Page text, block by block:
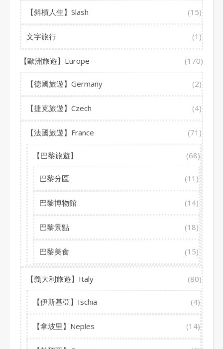
【斜槓人生】Slash (15)
文字旅行 (1)
【歐洲旅遊】Europe (170)
【德國旅遊】Germany (2)
【捷克旅遊】Czech (4)
【法國旅遊】France (71)
【巴黎旅遊】 (68)
巴黎分區 (11)
巴黎博物館 (14)
巴黎景點 (18)
巴黎美食 (15)
【義大利旅遊】Italy (80)
【伊斯基亞】Ischia (4)
【拿坡里】Neples (14)